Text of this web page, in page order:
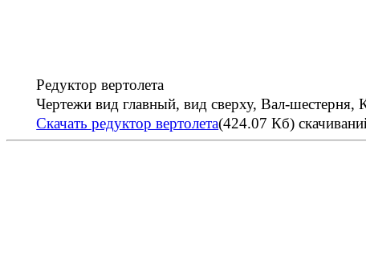
Редуктор вертолета
Чертежи вид главный, вид сверху, Вал-
Скачать редуктор вертолета(424.07 Кб)